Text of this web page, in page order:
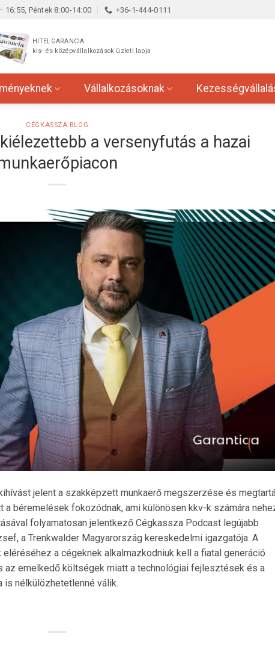
Péntek 8:00-14:00 +36-1-444-0111
HITELGARANCIA
kis- és középvállalkozások üzleti lapja
Vállalkozásoknak
CÉGKASSZA BLOG
a versenyfutás a hazai
jelent a szakképzett munkaerő megszerzése és
béremelések fokozódnak, ami különösen kkv-k számára
folyamatosan jelentkező Cégkassza Podcast legújabb
a Trenkwalder Magyarország kereskedelmi igazgatója. A
a cégeknek alkalmazkodniuk kell a fiatal generáció
az emelkedő költségek miatt a technológiai fejlesztések és a
nélkülözhetetlenné válik.